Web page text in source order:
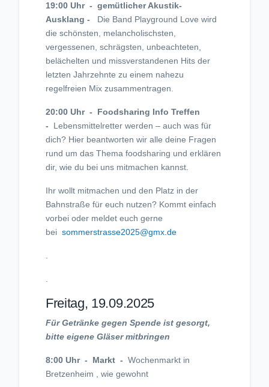
19:00 Uhr - gemütlicher Akustik-
Ausklang -
Die Band Playground Love wird
die schönsten, melancholischsten,
vergessenen, schrägsten, unbeachteten,
belächelten und missverstandenen Hits der
letzten Jahrzehnte zu einem nahezu
regelfreien Mix zusammentragen.
20:00 Uhr - Foodsharing Info Treffen
-
Lebensmittelretter werden – auch was für
dich? Hier beantworten wir alle deine Fragen
rund um das Thema foodsharing und erklären
dir, wie du bei uns mitmachen kannst.
Ihr wollt mitmachen und den Platz in der
Bahnstraße für euch nutzen? Kommt einfach
vorbei oder meldet euch gerne
bei sommerstrasse2025@gmx.de
.
.
Freitag, 19.09.2025
Für Getränke gegen Spende ist gesorgt,
bitte eigene Gläser mitbringen
8:00 Uhr - Markt - Wochenmarkt in
Bretzenheim , wie gewohnt